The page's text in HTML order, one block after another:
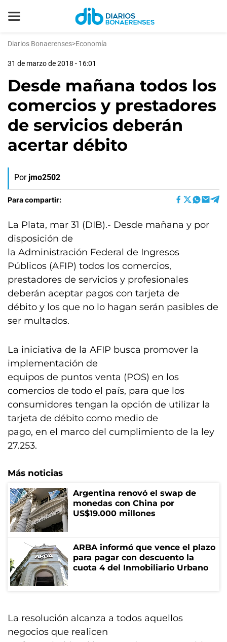
Diarios Bonaerenses>Economía
31 de marzo de 2018 - 16:01
Desde mañana todos los
comercios y prestadores
de servicios deberán
acertar débito
Por jmo2502
Para compartir:
La Plata, mar 31 (DIB).- Desde mañana y por
disposición de
la Administración Federal de Ingresos
Públicos (AFIP) todos los comercios,
prestadores de servicios y profesionales
deberán aceptar pagos con tarjeta de
débito y los que no lo hagan serán pasibles de
ser multados.
La iniciativa de la AFIP busca promover la
implementación de
equipos de puntos venta (POS) en los
comercios de todo el país, para que los
consumidores tengan la opción de utilizar la
tarjeta de débito como medio de
pago, en el marco del cumplimiento de la ley
27.253.
Más noticias
Argentina renovó el swap de
monedas con China por
US$19.000 millones
ARBA informó que vence el plazo
para pagar con descuento la
cuota 4 del Inmobiliario Urbano
La resolución alcanza a todos aquellos
negocios que realicen